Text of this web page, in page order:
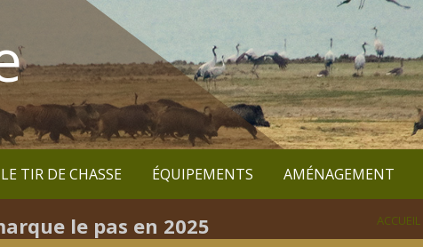
LE TIR DE CHASSE ÉQUIPEMENTS AMÉNAGEMENT
le pas en 2025 ACCUEIL